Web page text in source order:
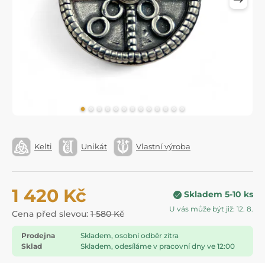
Kelti Unikát Vlastní výroba
1 420 Kč
Cena před slevou: 1 580 Kč
Skladem 5-10 ks
U vás může být již: 12. 8.
Prodejna
Skladem, osobní odběr zítra
Sklad
Skladem, odesíláme v pracovní dny ve 12:00